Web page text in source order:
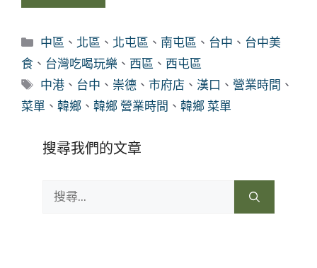
分
類
中區 、 北區 、 北屯區 、 南屯區 、 台中 、 台中美
食 、 台灣吃喝玩樂 、 西區 、 西屯區
標
籤
中港 、 台中 、 崇德 、市府店 、漢口 、 營業時間 、
菜單 、 韓鄉 、 韓鄉 營業時間 、 韓鄉 菜單
搜尋我們的文章
尋: